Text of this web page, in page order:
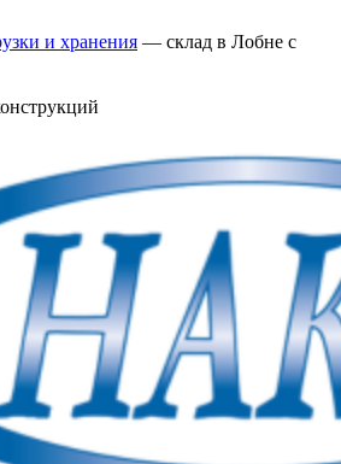
и хранения — склад в Лобне с